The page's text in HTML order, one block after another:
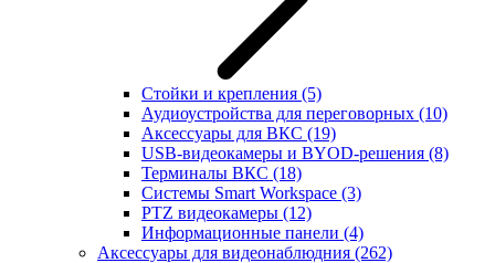
Стойки и крепления (5)
Аудиоустройства для переговорных (10)
Аксессуары для ВКС (19)
USB-видеокамеры и BYOD-решения (8)
Терминалы ВКС (18)
Системы Smart Workspace (3)
PTZ видеокамеры (12)
Информационные панели (4)
Аксессуары для видеонаблюдния (262)